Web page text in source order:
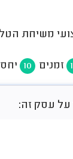
משיחת
זמנים 10 יחס